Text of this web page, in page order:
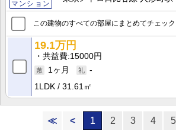
マンション
この建物のすべての部屋にまとめてチェック
19.1万円
共益費 15000円
1ヶ月
-
1LDK
31.61㎡
≪ < 1 2 3 4 5